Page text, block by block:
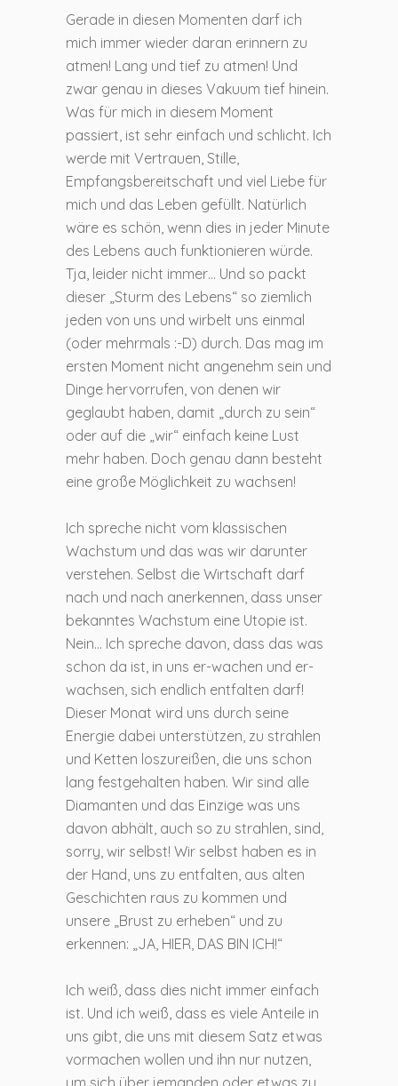
Gerade in diesen Momenten darf ich
mich immer wieder daran erinnern zu
atmen! Lang und tief zu atmen! Und
zwar genau in dieses Vakuum tief hinein.
Was für mich in diesem Moment
passiert, ist sehr einfach und schlicht. Ich
werde mit Vertrauen, Stille,
Empfangsbereitschaft und viel Liebe für
mich und das Leben gefüllt. Natürlich
wäre es schön, wenn dies in jeder Minute
des Lebens auch funktionieren würde.
Tja, leider nicht immer… Und so packt
dieser „Sturm des Lebens“ so ziemlich
jeden von uns und wirbelt uns einmal
(oder mehrmals :-D) durch. Das mag im
ersten Moment nicht angenehm sein und
Dinge hervorrufen, von denen wir
geglaubt haben, damit „durch zu sein“
oder auf die „wir“ einfach keine Lust
mehr haben. Doch genau dann besteht
eine große Möglichkeit zu wachsen!
Ich spreche nicht vom klassischen
Wachstum und das was wir darunter
verstehen. Selbst die Wirtschaft darf
nach und nach anerkennen, dass unser
bekanntes Wachstum eine Utopie ist.
Nein… Ich spreche davon, dass das was
schon da ist, in uns er-wachen und er-
wachsen, sich endlich entfalten darf!
Dieser Monat wird uns durch seine
Energie dabei unterstützen, zu strahlen
und Ketten loszureißen, die uns schon
lang festgehalten haben. Wir sind alle
Diamanten und das Einzige was uns
davon abhält, auch so zu strahlen, sind,
sorry, wir selbst! Wir selbst haben es in
der Hand, uns zu entfalten, aus alten
Geschichten raus zu kommen und
unsere „Brust zu erheben“ und zu
erkennen: „JA, HIER, DAS BIN ICH!“
Ich weiß, dass dies nicht immer einfach
ist. Und ich weiß, dass es viele Anteile in
uns gibt, die uns mit diesem Satz etwas
vormachen wollen und ihn nur nutzen,
um sich über jemanden oder etwas zu